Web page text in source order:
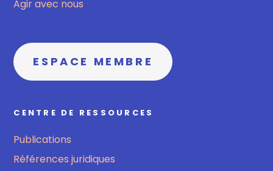
Agir avec nous
ESPACE MEMBRE
CENTRE DE RESSOURCES
Publications
Références juridiques